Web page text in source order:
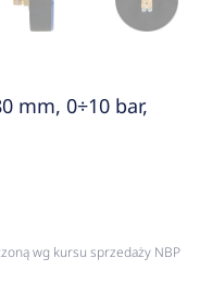
mm, 0÷10 bar,
wg kursu sprzedaży NBP